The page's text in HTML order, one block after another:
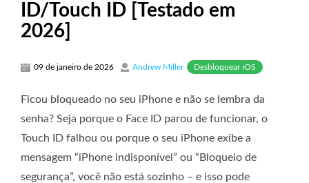
ID/Touch ID [Testado em
2026]
09 de janeiro de 2026 Andrew Miller Desbloquear iOS
Ficou bloqueado no seu iPhone e não se lembra da
senha? Seja porque o Face ID parou de funcionar, o
Touch ID falhou ou porque o seu iPhone exibe a
mensagem “iPhone indisponível” ou “Bloqueio de
segurança”, você não está sozinho – e isso pode